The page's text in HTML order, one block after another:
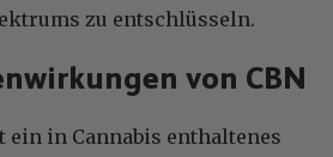
zu entschlüsseln.
von CBN
ein in Cannabis enthaltenes